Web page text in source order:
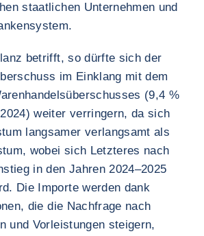
staatlichen Unternehmen und
betrifft, so dürfte sich der
im Einklang mit dem
(9,4 %
weiter verringern, da sich
langsamer verlangsamt als
wobei sich Letzteres nach
in den Jahren 2024–2025
Die Importe werden dank
die die Nachfrage nach
und Vorleistungen steigern,